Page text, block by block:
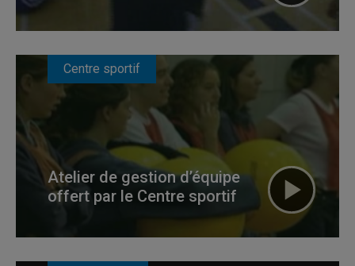
Centre sportif
Atelier de gestion d’équipe
offert par le Centre sportif